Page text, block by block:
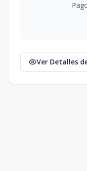
Ver Detalles